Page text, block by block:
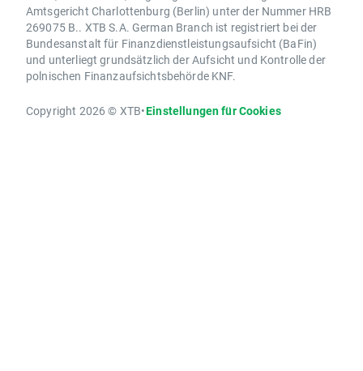
Amtsgericht Charlottenburg (Berlin) unter der Nummer HRB
269075 B.. XTB S.A. German Branch ist registriert bei der
Bundesanstalt für Finanzdienstleistungsaufsicht (BaFin)
und unterliegt grundsätzlich der Aufsicht und Kontrolle der
polnischen Finanzaufsichtsbehörde KNF.
Copyright 2026 © XTB•Einstellungen für Cookies